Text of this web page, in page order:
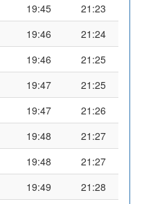
19:45
21:23
19:46
21:24
19:46
21:25
19:47
21:25
19:47
21:26
19:48
21:27
19:48
21:27
19:49
21:28